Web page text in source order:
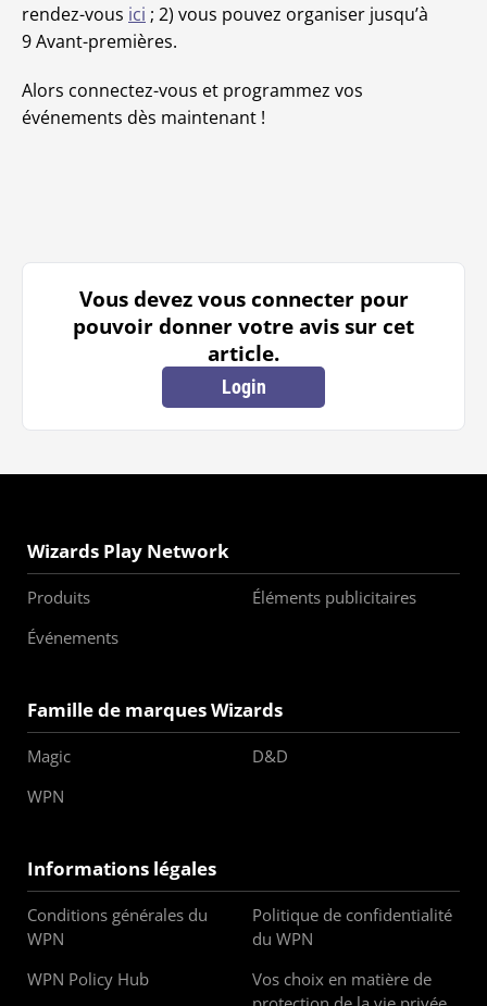
rendez-vous ici ; 2) vous pouvez organiser jusqu’à
9 Avant-premières.
Alors connectez-vous et programmez vos
événements dès maintenant !
Vous devez vous connecter pour
pouvoir donner votre avis sur cet
article.
Login
Wizards Play Network
Produits
Éléments publicitaires
Événements
Famille de marques Wizards
Magic
D&D
WPN
Informations légales
Conditions générales du
WPN
Politique de confidentialité
du WPN
WPN Policy Hub
Vos choix en matière de